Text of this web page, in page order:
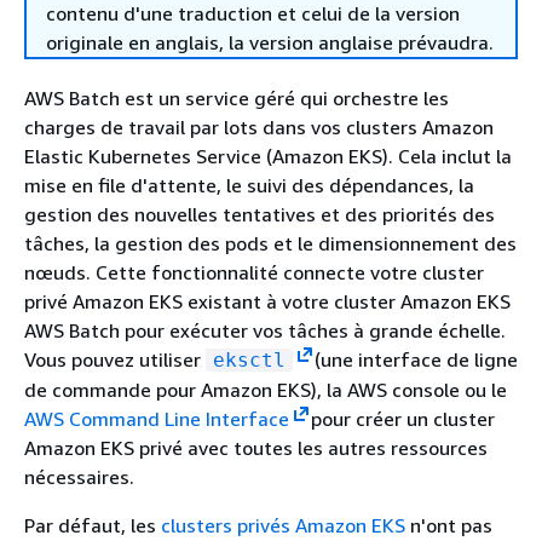
contenu d'une traduction et celui de la version
originale en anglais, la version anglaise prévaudra.
AWS Batch est un service géré qui orchestre les
charges de travail par lots dans vos clusters Amazon
Elastic Kubernetes Service (Amazon EKS). Cela inclut la
mise en file d'attente, le suivi des dépendances, la
gestion des nouvelles tentatives et des priorités des
tâches, la gestion des pods et le dimensionnement des
nœuds. Cette fonctionnalité connecte votre cluster
privé Amazon EKS existant à votre cluster Amazon EKS
AWS Batch pour exécuter vos tâches à grande échelle.
Vous pouvez utiliser eksctl
(une interface de ligne
de commande pour Amazon EKS), la AWS console ou le
AWS Command Line Interface
pour créer un cluster
Amazon EKS privé avec toutes les autres ressources
nécessaires.
Par défaut, les clusters privés Amazon EKS n'ont pas